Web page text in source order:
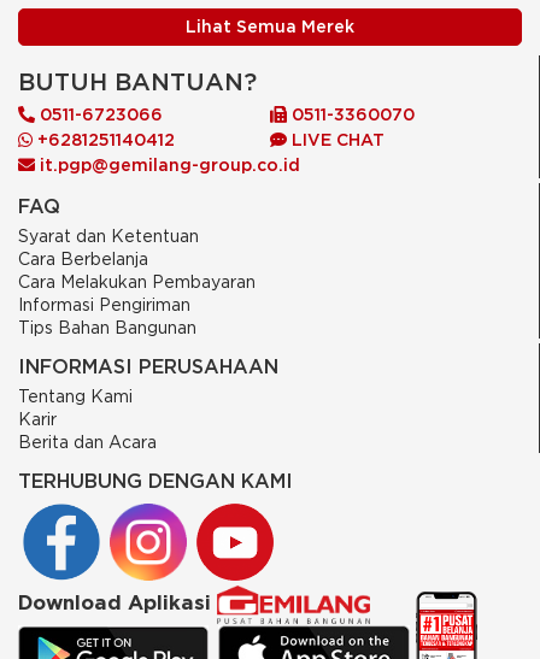
Lihat Semua Merek
BUTUH BANTUAN?
0511-6723066
0511-3360070
+6281251140412
LIVE CHAT
it.pgp@gemilang-group.co.id
FAQ
Syarat dan Ketentuan
Cara Berbelanja
Cara Melakukan Pembayaran
Informasi Pengiriman
Tips Bahan Bangunan
INFORMASI PERUSAHAAN
Tentang Kami
Karir
Berita dan Acara
TERHUBUNG DENGAN KAMI
Download Aplikasi